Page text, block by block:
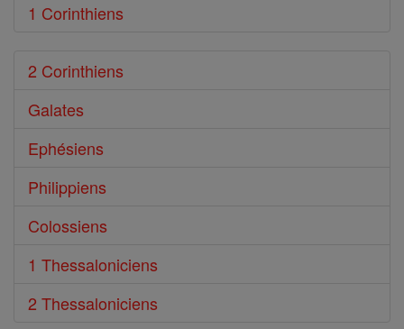
1 Corinthiens
2 Corinthiens
Galates
Ephésiens
Philippiens
Colossiens
1 Thessaloniciens
2 Thessaloniciens